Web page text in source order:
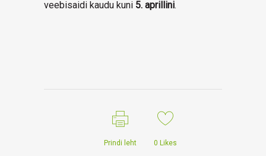
veebisaidi kaudu kuni 5. aprillini.
Prindi leht 0 Likes